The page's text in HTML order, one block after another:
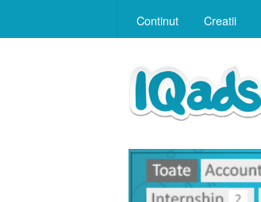
Continut Creatii